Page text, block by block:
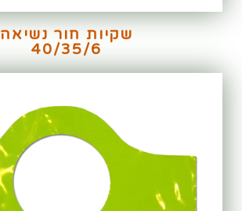
שקיות חור נשיאה
40/35/6